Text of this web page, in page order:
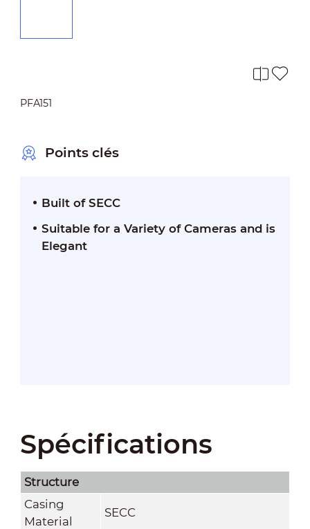
PFA151
Points clés
Built of SECC
Suitable for a Variety of Cameras and is
Elegant
Spécifications
Structure
Casing
Material
SECC